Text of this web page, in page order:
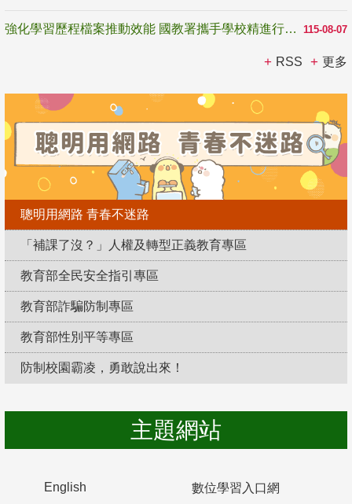
115-08-07
強化學習歷程檔案推動效能 國教署攜手學校精進行政與教學支持
RSS 更多
聰明用網路 青春不迷路
「補課了沒？」人權及轉型正義教育專區
教育部全民安全指引專區
教育部詐騙防制專區
教育部性別平等專區
防制校園霸凌，勇敢說出來！
主題網站
English 數位學習入口網